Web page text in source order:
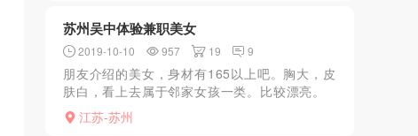
苏州吴中体验兼职美女
2019-10-10 957 19 9
朋友介绍的美女，身材有165以上吧。胸大，皮
肤白，看上去属于邻家女孩一类。比较漂亮。
阴毛少。三点粉嫩。只有白天有空。可能是晚
上，父母下班回来不方便吧。真正的兼职。
江苏-苏州